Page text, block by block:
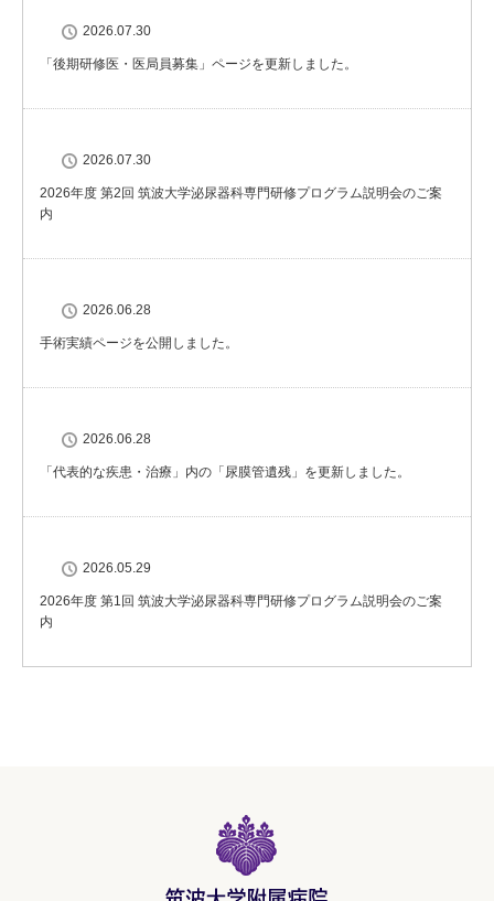
2026.07.30
「後期研修医・医局員募集」ページを更新しました。
2026.07.30
2026年度 第2回 筑波大学泌尿器科専門研修プログラム説明会のご案
内
2026.06.28
手術実績ページを公開しました。
2026.06.28
「代表的な疾患・治療」内の「尿膜管遺残」を更新しました。
2026.05.29
2026年度 第1回 筑波大学泌尿器科専門研修プログラム説明会のご案
内